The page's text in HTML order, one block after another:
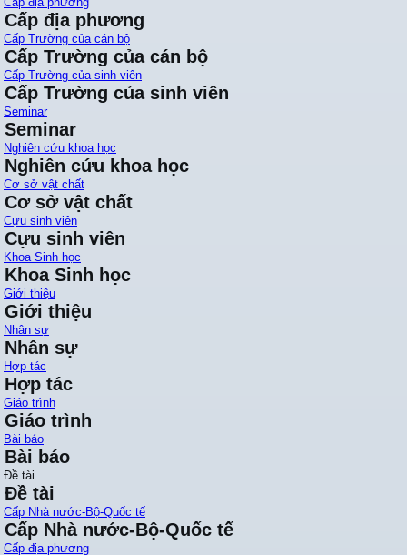
Cấp địa phương
Cấp Trường của cán bộ
Cấp Trường của cán bộ
Cấp Trường của sinh viên
Cấp Trường của sinh viên
Seminar
Seminar
Nghiên cứu khoa học
Nghiên cứu khoa học
Cơ sở vật chất
Cơ sở vật chất
Cựu sinh viên
Cựu sinh viên
Khoa Sinh học
Khoa Sinh học
Giới thiệu
Giới thiệu
Nhân sự
Nhân sự
Hợp tác
Hợp tác
Giáo trình
Giáo trình
Bài báo
Bài báo
Đề tài
Đề tài
Cấp Nhà nước-Bộ-Quốc tế
Cấp Nhà nước-Bộ-Quốc tế
Cấp địa phương